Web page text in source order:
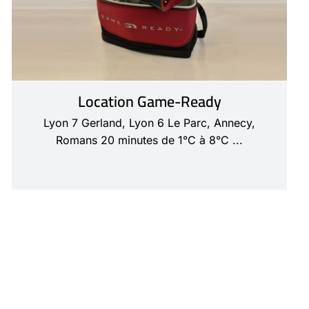
Location Game-Ready
Lyon 7 Gerland, Lyon 6 Le Parc, Annecy,
Romans 20 minutes de 1°C à 8°C ...